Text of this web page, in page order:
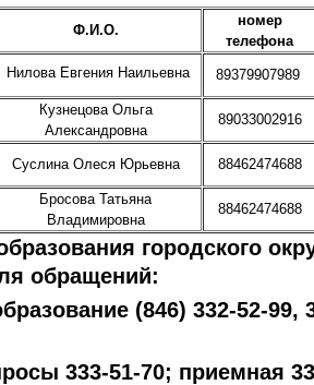
Ф.И.О.
номер
телефона
Нилова Евгения Наильевна 89379907989
Кузнецова Ольга
Александровна
89033002916
Суслина Олеся Юрьевна 88462474688
Бросова Татьяна
Владимировна
88462474688
городского
обращений:
(846) 332-52-99,
333-51-70; приемная